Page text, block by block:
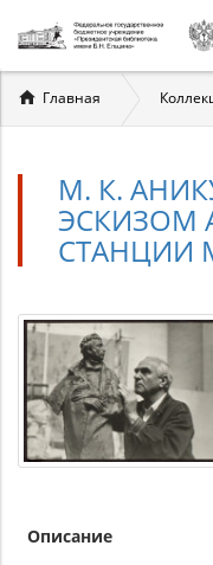
Вы
здесь
Главная
М. К.
ЭСКИЗОМ
СТАНЦИИ
Описание